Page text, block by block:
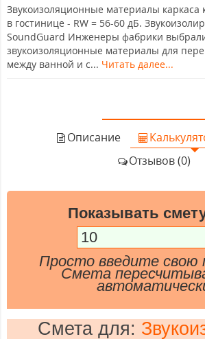
Звукоизоляционные материалы каркаса
в гостинице - RW = 56-60 дБ.
SoundGuard Инженеры фабрики
звукоизоляционные материалы для
между ванной и с... Читать далее...
Описание
Отзывов (0)
Показывать
Просто введите свою
Смета
Смета для: